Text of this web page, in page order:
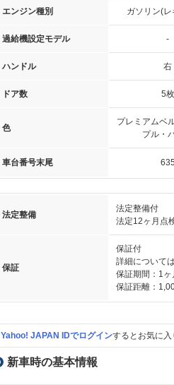
エンジン種別 ガソリン(
過給機設定モデル -
ハンドル 右
ドア数 5枚
色
プレミアムベ
プル・
車台番号末尾 635
法定整備
法定整備付
法定12ヶ月点
保証
保証付
詳細について
保証期間：1ヶ
保証距離：
Yahoo! JAPAN IDでログインするとお気に入
新車時の基本情報